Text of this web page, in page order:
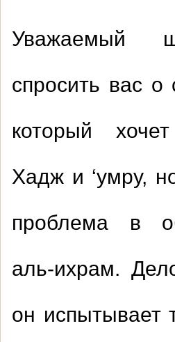
Уважаемый
спросить вас о
который
Хадж и ‘умру,
проблема в
аль-ихрам.
он испытывает